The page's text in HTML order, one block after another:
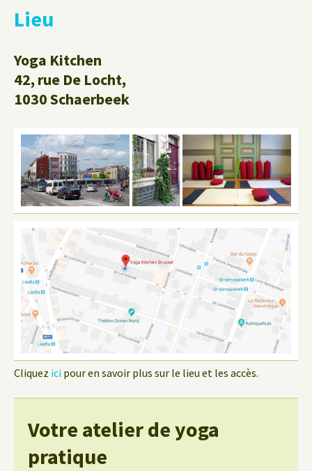
Lieu
Yoga Kitchen
42, rue De Locht,
1030 Schaerbeek
Cliquez ici pour en savoir plus sur le lieu et les accès.
Votre atelier de yoga
pratique